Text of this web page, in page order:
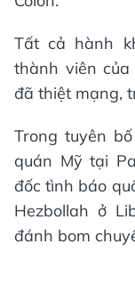
Tất cả hành
thành viên
đã thiệt mạng,
Trong tuyên
quán Mỹ tại
đốc tình báo
Hezbollah ở
đánh bom